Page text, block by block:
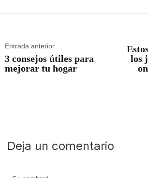
Entrada anterior
3 consejos útiles para
mejorar tu hogar
los
Deja un comentario